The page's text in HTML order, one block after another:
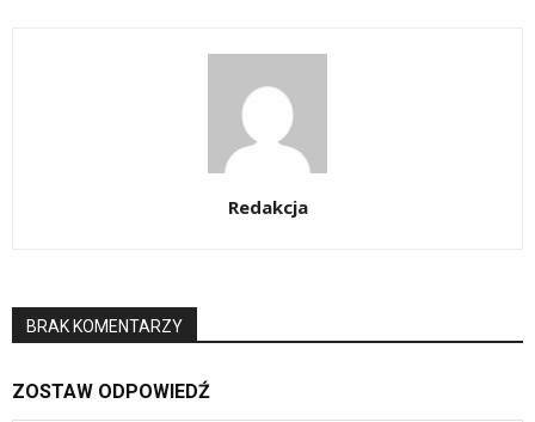
Redakcja
BRAK KOMENTARZY
ZOSTAW ODPOWIEDŹ